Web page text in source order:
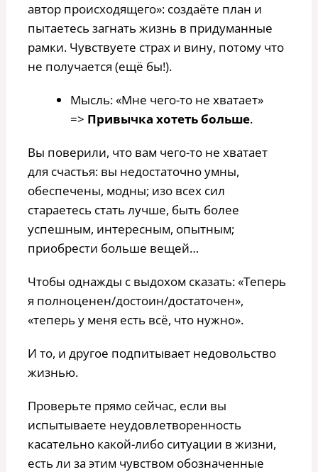
автор происходящего»: создаёте план и
пытаетесь загнать жизнь в придуманные
рамки. Чувствуете страх и вину, потому что
не получается (ещё бы!).
Мысль: «Мне чего-то не хватает»
=> Привычка хотеть больше.
Вы поверили, что вам чего-то не хватает
для счастья: вы недостаточно умны,
обеспечены, модны; изо всех сил
стараетесь стать лучше, быть более
успешным, интересным, опытным;
приобрести больше вещей…
Чтобы однажды с выдохом сказать: «Теперь
я полноценен/достоин/достаточен»,
«теперь у меня есть всё, что нужно».
И то, и другое подпитывает недовольство
жизнью.
Проверьте прямо сейчас, если вы
испытываете неудовлетворенность
касательно какой-либо ситуации в жизни,
есть ли за этим чувством обозначенные